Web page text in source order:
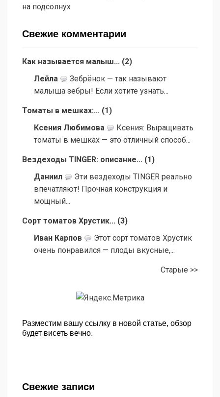
на подсолнух
Свежие комментарии
Как называется малыш... (2)
Лейла
Зебрёнок — так называют
малыша зебры! Если хотите узнать...
Томаты в мешках:... (1 )
Ксения Любимова
Ксения: Выращивать
томаты в мешках — это отличный способ...
Вездеходы TINGER: описание... (1 )
Даниил
Эти вездеходы TINGER реально
впечатляют! Прочная конструкция и
мощный...
Сорт томатов Хрустик... (3)
Иван Карпов
Этот сорт томатов Хрустик
очень понравился — плоды вкусные,...
Старые >>
Разместим вашу ссылку в новой статье, обзор
будет висеть вечно.
Свежие записи